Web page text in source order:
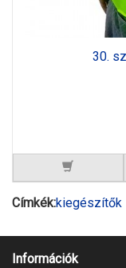
30.
Címkék:kiegészítők
Információk